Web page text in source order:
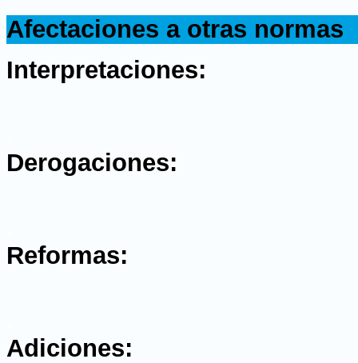
Afectaciones a otras normas
Interpretaciones:
Derogaciones:
Reformas:
Adiciones: